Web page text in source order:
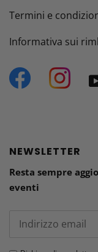
Termini e
Informativa sui
Facebook
NEWSLETTER
Resta sempre
eventi